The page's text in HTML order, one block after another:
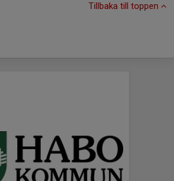
Tillbaka till toppen